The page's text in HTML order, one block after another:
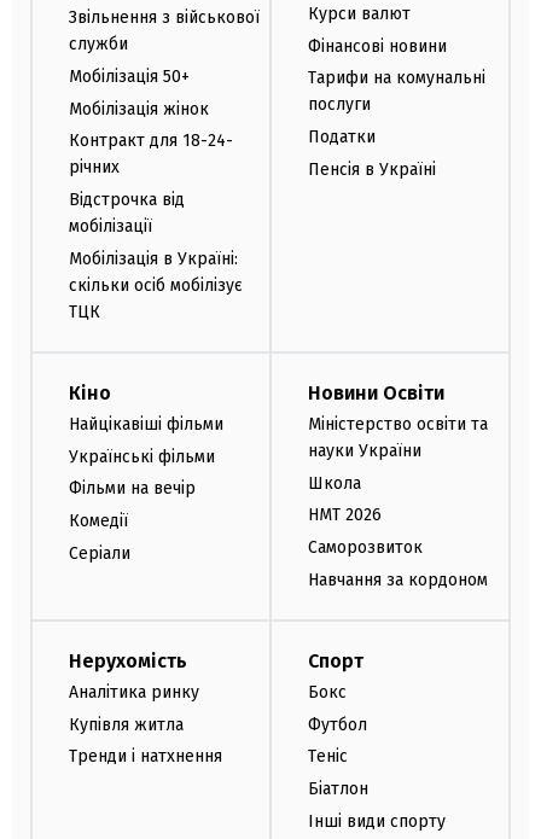
Звільнення з військової
служби
Мобілізація 50+
Мобілізація жінок
Контракт для 18-24-
річних
Відстрочка від
мобілізації
Мобілізація в Україні:
скільки осіб мобілізує
ТЦК
Курси валют
Фінансові новини
Тарифи на комунальні
послуги
Податки
Пенсія в Україні
Кіно
Найцікавіші фільми
Українські фільми
Фільми на вечір
Комедії
Серіали
Новини Освіти
Міністерство освіти та
науки України
Школа
НМТ 2026
Саморозвиток
Навчання за кордоном
Нерухомість
Аналітика ринку
Купівля житла
Тренди і натхнення
Спорт
Бокс
Футбол
Теніс
Біатлон
Інші види спорту